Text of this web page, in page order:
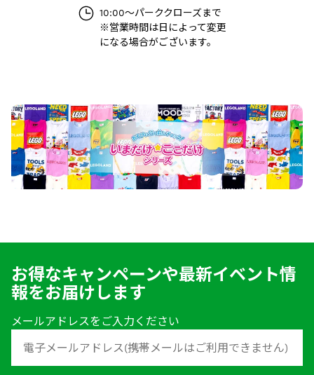
10:00～パーククローズまで
※営業時間は日によって変更
になる場合がございます。
お得なキャンペーンや最新イベント情
報をお届けします
メールアドレスをご入力ください